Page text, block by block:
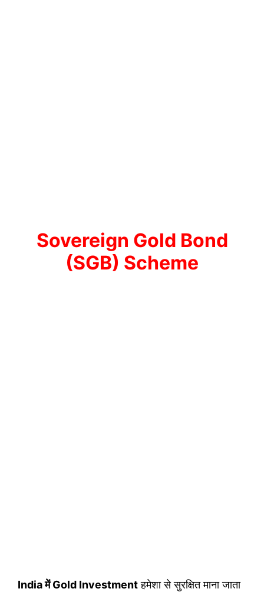
Sovereign Gold Bond
(SGB) Scheme
India में Gold Investmentहमेशा से सुरक्षित माना जाता